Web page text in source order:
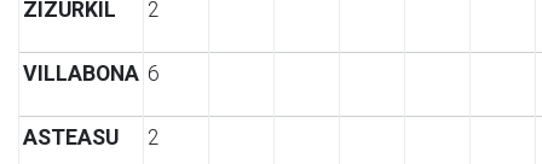
ZIZURKIL 2
VILLABONA 6
ASTEASU 2